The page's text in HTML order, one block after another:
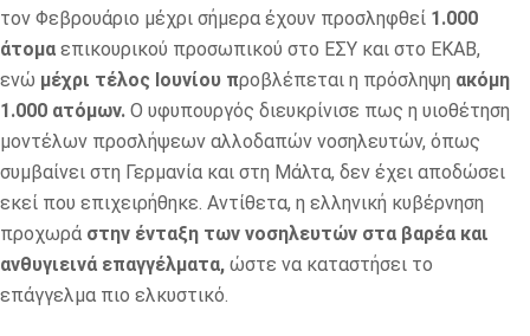
τον Φεβρουάριο μέχρι σήμερα έχουν προσληφθεί 1.000
άτομα επικουρικού προσωπικού στο ΕΣΥ και στο ΕΚΑΒ,
ενώ μέχρι τέλος Ιουνίου προβλέπεται η πρόσληψη ακόμη
1.000 ατόμων. Ο υφυπουργός διευκρίνισε πως η υιοθέτηση
μοντέλων προσλήψεων αλλοδαπών νοσηλευτών, όπως
συμβαίνει στη Γερμανία και στη Μάλτα, δεν έχει αποδώσει
εκεί που επιχειρήθηκε. Αντίθετα, η ελληνική κυβέρνηση
προχωρά στην ένταξη των νοσηλευτών στα βαρέα και
ανθυγιεινά επαγγέλματα, ώστε να καταστήσει το
επάγγελμα πιο ελκυστικό.